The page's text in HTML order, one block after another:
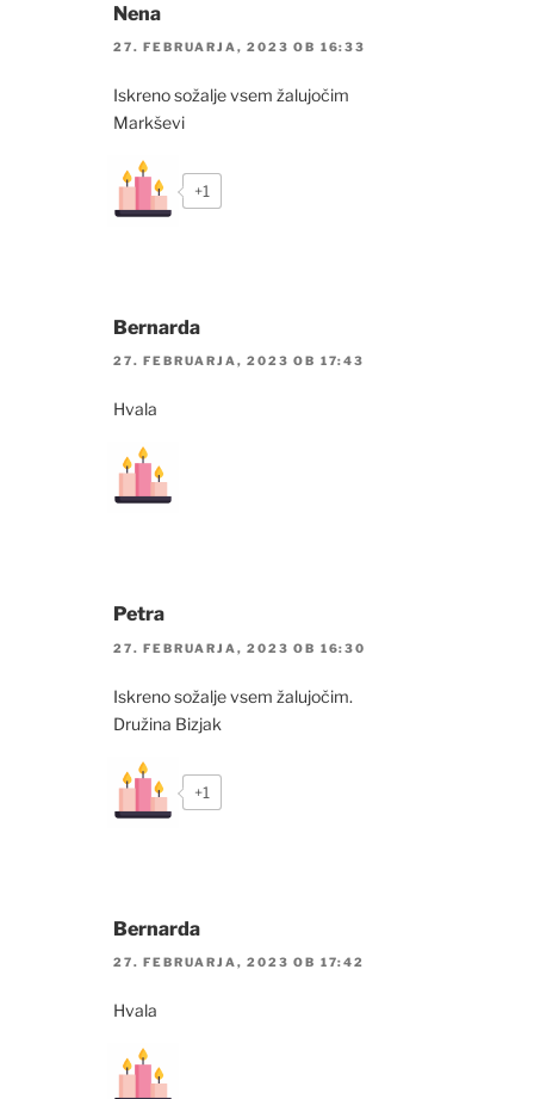
Nena
27. FEBRUARJA, 2023 OB 16:33
Iskreno sožalje vsem žalujočim
Markševi
+1
Bernarda
27. FEBRUARJA, 2023 OB 17:43
Hvala
Petra
27. FEBRUARJA, 2023 OB 16:30
Iskreno sožalje vsem žalujočim.
Družina Bizjak
+1
Bernarda
27. FEBRUARJA, 2023 OB 17:42
Hvala